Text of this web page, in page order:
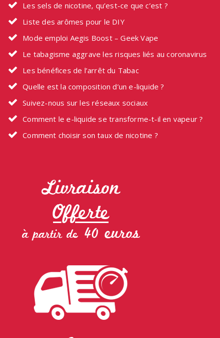
Les sels de nicotine, qu’est-ce que c’est ?
Liste des arômes pour le DIY
Mode emploi Aegis Boost – Geek Vape
Le tabagisme aggrave les risques liés au coronavirus
Les bénéfices de l’arrêt du Tabac
Quelle est la composition d’un e-liquide ?
Suivez-nous sur les réseaux sociaux
Comment le e-liquide se transforme-t-il en vapeur ?
Comment choisir son taux de nicotine ?